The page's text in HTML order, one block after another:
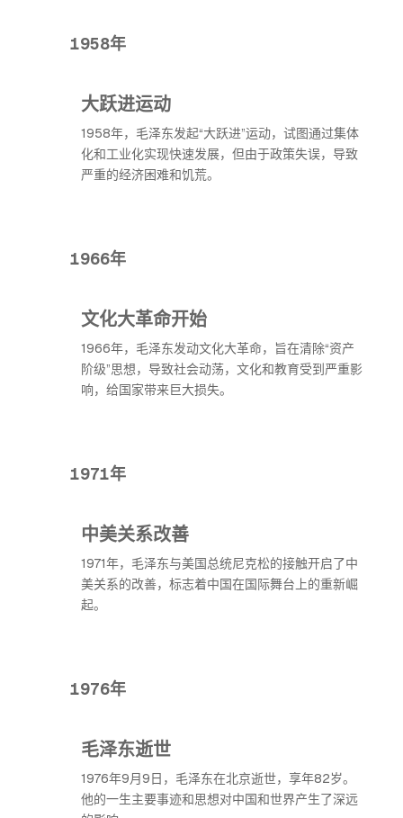
1958年
大跃进运动
1958年，毛泽东发起“大跃进”运动，试图通过集体
化和工业化实现快速发展，但由于政策失误，导致
严重的经济困难和饥荒。
1966年
文化大革命开始
1966年，毛泽东发动文化大革命，旨在清除“资产
阶级”思想，导致社会动荡，文化和教育受到严重影
响，给国家带来巨大损失。
1971年
中美关系改善
1971年，毛泽东与美国总统尼克松的接触开启了中
美关系的改善，标志着中国在国际舞台上的重新崛
起。
1976年
毛泽东逝世
1976年9月9日，毛泽东在北京逝世，享年82岁。
他的一生主要事迹和思想对中国和世界产生了深远